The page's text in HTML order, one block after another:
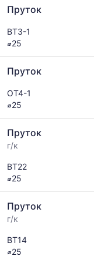
актуальным
и
обновляется
по
мере
прайс-
листов.
Пруток
ВТ3-1
⌀25
Пруток
ОТ4-1
⌀25
Пруток
г/к
ВТ22
⌀25
Пруток
г/к
ВТ14
⌀25